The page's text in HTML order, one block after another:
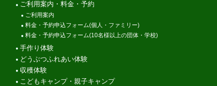
ご利用案内・料金・予約
ご利用案内
料金・予約申込フォーム(個人・ファミリー)
料金・予約申込フォーム(10名様以上の団体・学校)
手作り体験
どうぶつふれあい体験
収穫体験
こどもキャンプ・親子キャンプ